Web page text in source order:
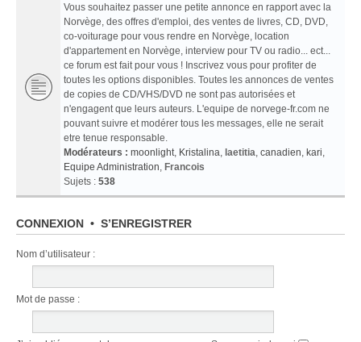
Vous souhaitez passer une petite annonce en rapport avec la
Norvège, des offres d'emploi, des ventes de livres, CD, DVD,
co-voiturage pour vous rendre en Norvège, location
d'appartement en Norvège, interview pour TV ou radio... ect...
ce forum est fait pour vous ! Inscrivez vous pour profiter de
toutes les options disponibles. Toutes les annonces de ventes
de copies de CD/VHS/DVD ne sont pas autorisées et
n'engagent que leurs auteurs. L'equipe de norvege-fr.com ne
pouvant suivre et modérer tous les messages, elle ne serait
etre tenue responsable.
Modérateurs : moonlight, Kristalina, laetitia, canadien, kari,
Equipe Administration, Francois
Sujets : 538
CONNEXION • S’ENREGISTRER
Nom d’utilisateur :
Mot de passe :